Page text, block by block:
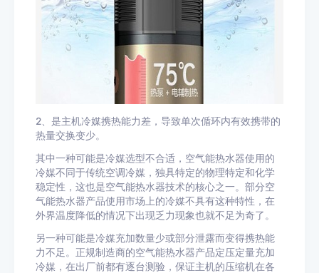
2、是主机冷媒携热能力差，导致单次偱环内有效携带的
热量交换变少。
其中一种可能是冷媒选型不合适，空气能热水器使用的
冷媒不同于传统空调冷媒，独具特定的物理特定和化学
稳定性，这也是空气能热水器技术的核心之一。部分空
气能热水器产品使用市场上的冷媒不具有这种特性，在
外界温度降低的情况下出现乏力现象也就不足为奇了。
另一种可能是冷媒充加数量少或部分泄露而变得携热能
力不足。正规制造商的空气能热水器产品定压定量充加
冷媒，在出厂前都有逐台测验，保证主机的压缩机在各